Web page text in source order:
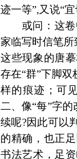
迹一等”,又说“
或问：这
家临写时信笔
这些现象的唐
存在“群”下脚双
样的痕迹；可
二、像“每”字的
续呢?因此可以
的精确，也正
书法艺术，足